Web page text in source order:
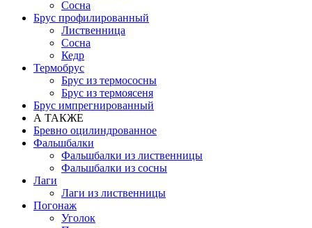
Сосна
Брус профилированный
Лиственница
Сосна
Кедр
Термобрус
Брус из термососны
Брус из термоясеня
Брус импрегнированный
А ТАКЖЕ
Бревно оцилиндрованное
Фальшбалки
Фальшбалки из лиственницы
Фальшбалки из сосны
Лаги
Лаги из лиственницы
Погонаж
Уголок